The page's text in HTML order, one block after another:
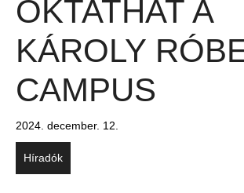
OKTATHAT A
KÁROLY
CAMPUS
2024. december. 12.
Híradók